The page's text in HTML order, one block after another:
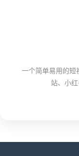
一个简单易用的短
站、小